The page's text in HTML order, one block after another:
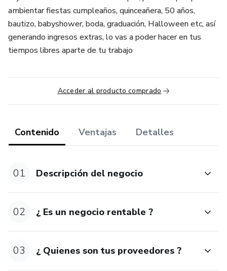
ambientar fiestas cumpleaños, quinceañera, 50 años,
bautizo, babyshower, boda, graduación, Halloween etc, así
generando ingresos extras, lo vas a poder hacer en tus
tiempos libres aparte de tu trabajo
Acceder al producto comprado
Contenido Ventajas Detalles
01 Descripción del negocio
02 ¿ Es un negocio rentable ?
03 ¿ Quienes son tus proveedores ?